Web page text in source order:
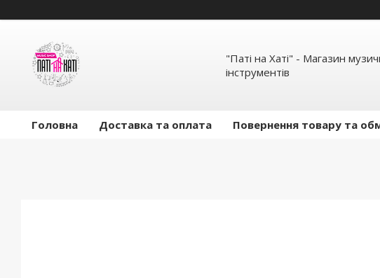
"Паті на Хаті" - Магазин
інструментів
Головна Доставка та оплата Повернення товару та